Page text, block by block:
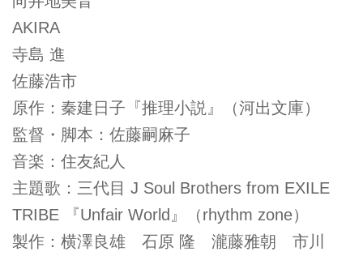
AKIRA
寺島 進
佐藤浩市
原作：秦建日子『推理小説』（河出文庫）
監督・脚本：佐藤嗣麻子
音楽：住友紀人
主題歌：三代目 J Soul Brothers from EXILE
TRIBE 『Unfair World』（rhythm zone）
製作：横澤良雄 石原 隆 瀧藤雅朝 市川